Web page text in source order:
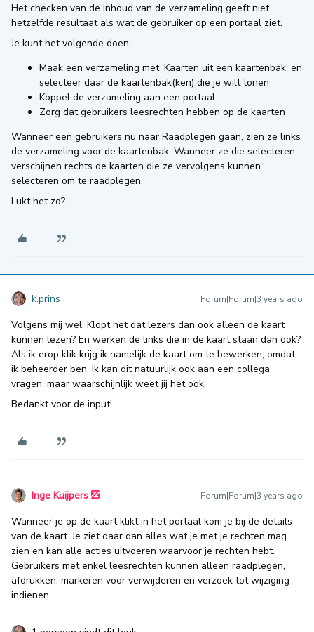
Het checken van de inhoud van de verzameling geeft niet
hetzelfde resultaat als wat de gebruiker op een portaal ziet.
Je kunt het volgende doen:
Maak een verzameling met ‘Kaarten uit een kaartenbak’ en
selecteer daar de kaartenbak(ken) die je wilt tonen
Koppel de verzameling aan een portaal
Zorg dat gebruikers leesrechten hebben op de kaarten
Wanneer een gebruikers nu naar Raadplegen gaan, zien ze links
de verzameling voor de kaartenbak. Wanneer ze die selecteren,
verschijnen rechts de kaarten die ze vervolgens kunnen
selecteren om te raadplegen.
Lukt het zo?
k.prins Forum|Forum|3 years ago
Volgens mij wel. Klopt het dat lezers dan ook alleen de kaart
kunnen lezen? En werken de links die in de kaart staan dan ook?
Als ik erop klik krijg ik namelijk de kaart om te bewerken, omdat
ik beheerder ben. Ik kan dit natuurlijk ook aan een collega
vragen, maar waarschijnlijk weet jij het ook.
Bedankt voor de input!
Inge Kuijpers Forum|Forum|3 years ago
Wanneer je op de kaart klikt in het portaal kom je bij de details
van de kaart. Je ziet daar dan alles wat je met je rechten mag
zien en kan alle acties uitvoeren waarvoor je rechten hebt.
Gebruikers met enkel leesrechten kunnen alleen raadplegen,
afdrukken, markeren voor verwijderen en verzoek tot wijziging
indienen.